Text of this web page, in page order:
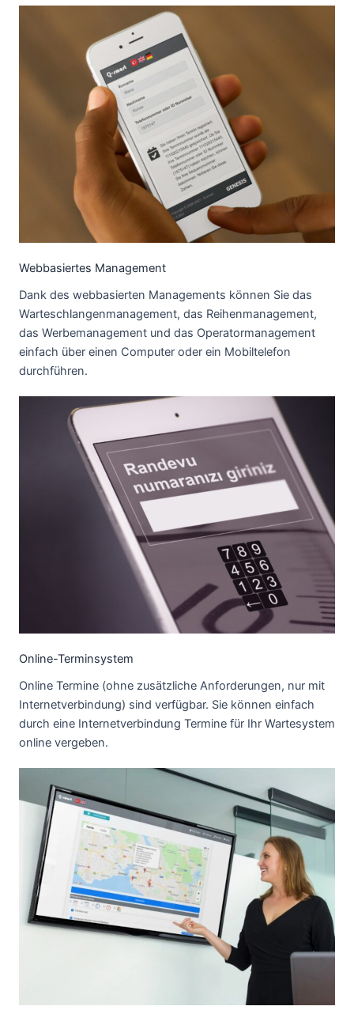
Webbasiertes Management
Dank des webbasierten Managements können Sie das
Warteschlangenmanagement, das Reihenmanagement,
das Werbemanagement und das Operatormanagement
einfach über einen Computer oder ein Mobiltelefon
durchführen.
Online-Terminsystem
Online Termine (ohne zusätzliche Anforderungen, nur mit
Internetverbindung) sind verfügbar. Sie können einfach
durch eine Internetverbindung Termine für Ihr Wartesystem
online vergeben.